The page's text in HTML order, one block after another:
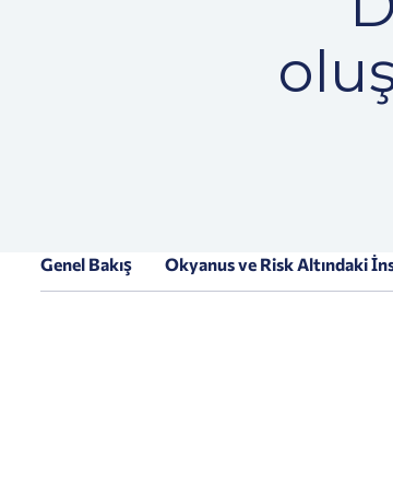
Genel Bakış Okyanus ve Risk Altındaki